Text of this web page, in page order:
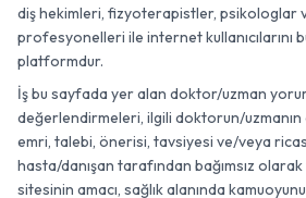
diş hekimleri, fizyoterapistler, psikologlar
profesyonelleri ile internet kullanıcılarını
platformdur.
İş bu sayfada yer alan doktor/uzman
değerlendirmeleri, ilgili doktorun/uzmanın
emri, talebi, önerisi, tavsiyesi ve/veya
hasta/danışan tarafından bağımsız olarak
sitesinin amacı, sağlık alanında